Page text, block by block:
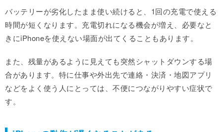
バッテリーが劣化したまま使い続けると、1回の充電で使える
時間が短くなります。充電切れになる機会が増え、必要なと
きにiPhoneを使えない場面が出てくることもあります。
また、残量があるように見えても突然シャットダウンする場
合があります。特に仕事や外出先で連絡・決済・地図アプリ
などをよく使う人にとっては、不便につながりやすい症状で
す。